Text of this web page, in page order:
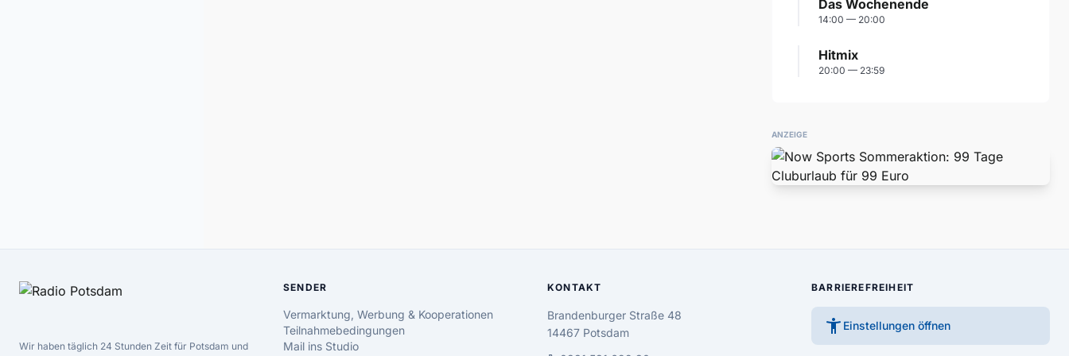
Das Wochenende
14:00 — 20:00
Hitmix
20:00 — 23:59
ANZEIGE
Wir haben täglich 24 Stunden Zeit für Potsdam und
SENDER
Vermarktung, Werbung & Kooperationen
Teilnahmebedingungen
Mail ins Studio
KONTAKT
Brandenburger Straße 48
14467 Potsdam
BARRIEREFREIHEIT
accessibility_new Einstellungen öffnen